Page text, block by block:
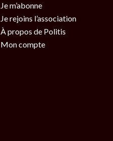
Je m’abonne
Je rejoins l’association
À propos de Politis
Mon compte